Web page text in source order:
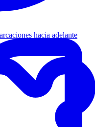
hacia adelante